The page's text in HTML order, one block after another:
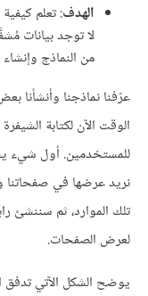
الهدف
من النماذج وإنشاء
عرّفنا نماذجنا وأنشأنا
الوقت الآن لكتابة
للمستخدمين. أول شيء
نريد عرضها في صفحاتنا
لعرض الصفحات.
يوضح الشكل الآتي تدفق